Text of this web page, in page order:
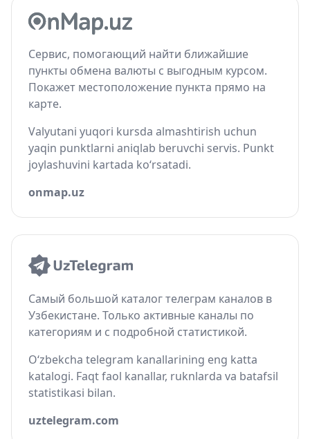
Сервис, помогающий найти ближайшие
пункты обмена валюты с выгодным курсом.
Покажет местоположение пункта прямо на
карте.
Valyutani yuqori kursda almashtirish uchun
yaqin punktlarni aniqlab beruvchi servis. Punkt
joylashuvini kartada ko‘rsatadi.
onmap.uz
Самый большой каталог телеграм каналов в
Узбекистане. Только активные каналы по
категориям и с подробной статистикой.
O‘zbekcha telegram kanallarining eng katta
katalogi. Faqt faol kanallar, ruknlarda va batafsil
statistikasi bilan.
uztelegram.com